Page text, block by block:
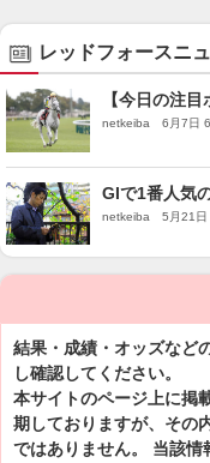
レッドフォースニ
【今日の注
netkeiba 6月7日
GIで1番人気
netkeiba 5月21日
結果・成績・オッズなど
し確認してください。
本サイトのページ上に掲
期しておりますが、その
ではありません。 当該情